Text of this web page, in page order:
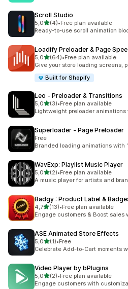
Scroll Studio
5,0/ 5 tähteä
(4)
4 arvostelua yhteensä
•Free plan available
Ready-to-use scroll animation
Loadify Preloader & Page
5,0/ 5 tähteä
(64)
64 arvostelua yhteensä
•Free plan available
Give your store loading screens,
Built for Shopify
Leo ‑ Preloader & Transitions
5,0/ 5 tähteä
(3)
3 arvostelua yhteensä
•Free plan available
Lightweight preloader
Superloader ‑ Page Preloader
Free
Branded loading animations with
WavExp: Playlist Music Player
5,0/ 5 tähteä
(2)
2 arvostelua yhteensä
•Free plan available
A music player for artists and
Badgy : Product Label &
4,7/ 5 tähteä
(13)
13 arvostelua yhteensä
•Free plan available
Engage customers & Boost sales
ASE Animated Store Effects
5,0/ 5 tähteä
(1)
1 arvostelua yhteensä
•Free
Celebrate Add-to-Cart moments
Video Player by bPlugins
5,0/ 5 tähteä
(2)
2 arvostelua yhteensä
•Free plan available
Engage customers with